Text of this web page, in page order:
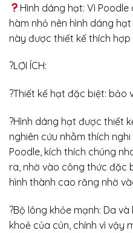
Hình dáng hạt: Vì
hàm nhỏ nên hình dáng
này được thiết kế thích
?LỢI ÍCH:
?Thiết kế hạt đặc biệt: bảo
?Hình dáng hạt được thiết
nghiên cứu nhằm thích
Poodle, kích thích chúng
ra, nhờ vào công thức đặc
hình thành cao răng nhờ
?Bộ lông khỏe mạnh: Da
khoẻ của cún, chính vì vậy